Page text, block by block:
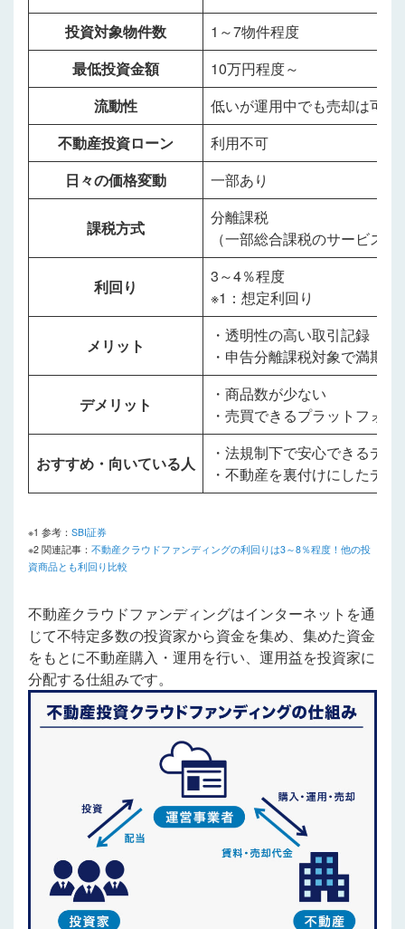
投資対象物件数
1～7物件程度
最低投資金額
10万円程度～
流動性
低いが運用中でも売却は可能
不動産投資ローン
利用不可
日々の価格変動
一部あり
課税方式
分離課税
（一部総合課税のサービスも
利回り
3～4％程度
※1：想定利回り
メリット
・透明性の高い取引記録
・申告分離課税対象で満期
デメリット
・商品数が少ない
・売買できるプラットフォ
おすすめ・向いている人
・法規制下で安心できるデ
・不動産を裏付けにしたデ
※1 参考： SBI証券
※2 関連記事： 不動産クラウドファンディングの利回りは3～8％程度！他の投
資商品とも利回り比較
不動産クラウドファンディングはインターネットを通
じて不特定多数の投資家から資金を集め、集めた資金
をもとに不動産購入・運用を行い、運用益を投資家に
分配する仕組みです。